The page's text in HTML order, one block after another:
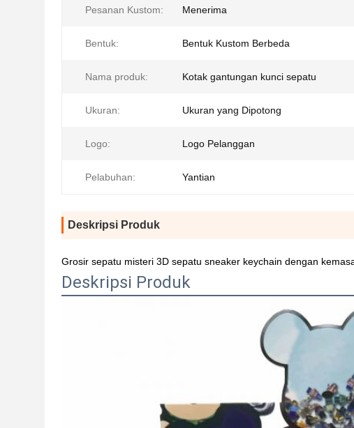
Pesanan Kustom: Menerima
Bentuk: Bentuk Kustom Berbeda
Nama produk: Kotak gantungan kunci sepatu
Ukuran: Ukuran yang Dipotong
Logo: Logo Pelanggan
Pelabuhan: Yantian
Deskripsi Produk
Grosir sepatu misteri 3D sepatu sneaker keychain dengan
Deskripsi Produk